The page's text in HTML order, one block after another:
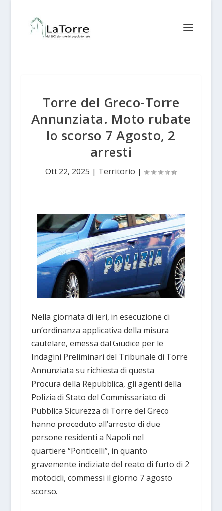
Torre del Greco-Torre
Annunziata. Moto rubate
lo scorso 7 Agosto, 2
arresti
Ott 22, 2025 | Territorio |
Nella giornata di ieri, in esecuzione di
un’ordinanza applicativa della misura
cautelare, emessa dal Giudice per le
Indagini Preliminari del Tribunale di Torre
Annunziata su richiesta di questa
Procura della Repubblica, gli agenti della
Polizia di Stato del Commissariato di
Pubblica Sicurezza di Torre del Greco
hanno proceduto all’arresto di due
persone residenti a Napoli nel
quartiere “Ponticelli”, in quanto
gravemente indiziate del reato di furto di 2
motocicli, commessi il giorno 7 agosto
scorso.